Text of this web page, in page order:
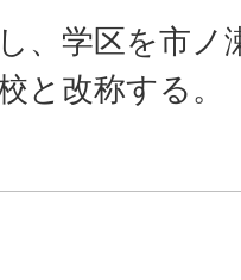
、学区を市ノ
と改称する。